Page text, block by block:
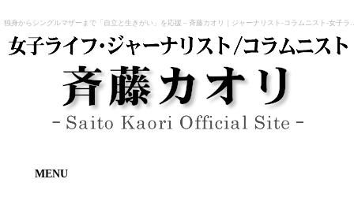
独身からシングルマザーまで「自立と生
MENU